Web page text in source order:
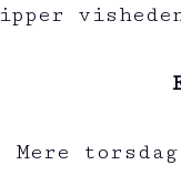
Mere